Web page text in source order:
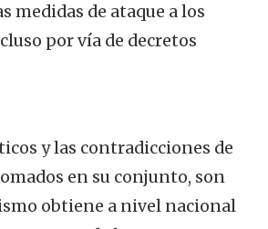
medidas de ataque a los
por vía de decretos
y las contradicciones de
en su conjunto, son
obtiene a nivel nacional